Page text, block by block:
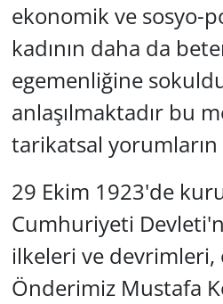
ekonomik ve sosyo-
kadının daha da
egemenliğine
anlaşılmaktadır bu
tarikatsal yorumların
29 Ekim 1923'de
Cumhuriyeti
ilkeleri ve devrimleri,
Önderimiz Mustafa